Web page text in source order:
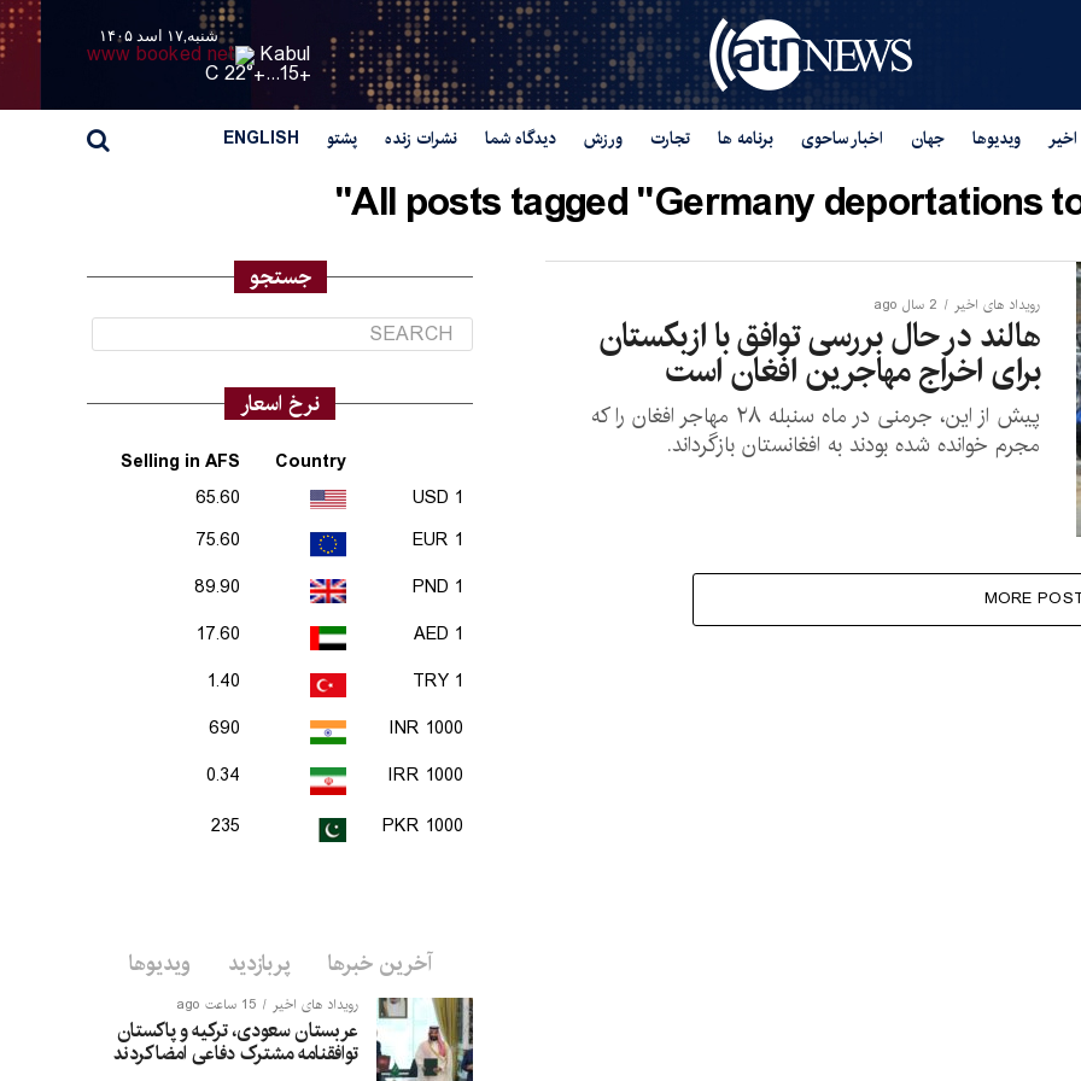
شنبه,۱۷ اسد ۱۴۰۵
Kabul
+
15...
+
22° C
ویدیوها جهان اخبار ساحوی برنامه ها تجارت ورزش دیدگاه شما نشرات زنده پشتو ENGLISH
All posts tagged "Germany deportations
رویداد های اخیر 2 سال ago
هالند در حال بررسی توافق با ازبکستان
برای اخراج مهاجرین افغان است
پیش از این، جرمنی در ماه سنبله ۲۸ مهاجر افغان را که
مجرم خوانده شده بودند به افغانستان بازگرداند.
MORE
جستجو
نرخ اسعار
Country
Selling in AFS
1 USD
65.60
1 EUR
75.60
1 PND
89.90
1 AED
17.60
1 TRY
1.40
1000 INR
690
1000 IRR
0.34
1000 PKR
235
آخرین خبرها پربازدید ویدیوها
رویداد های اخیر 15 ساعت ago
عربستان سعودی، ترکیه و پاکستان
توافقنامه مشترک دفاعی امضا کردند